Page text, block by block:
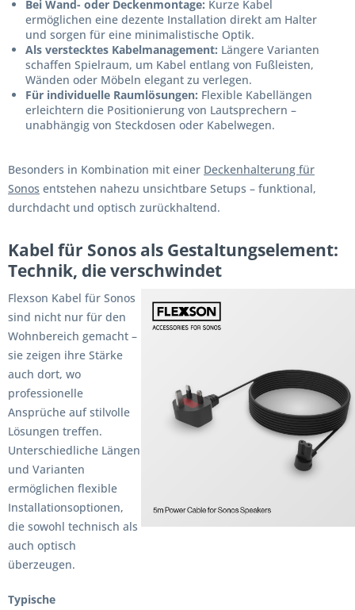
Bei Wand- oder Deckenmontage: Kurze Kabel
ermöglichen eine dezente Installation direkt am Halter
und sorgen für eine minimalistische Optik.
Als verstecktes Kabelmanagement: Längere Varianten
schaffen Spielraum, um Kabel entlang von Fußleisten,
Wänden oder Möbeln elegant zu verlegen.
Für individuelle Raumlösungen: Flexible Kabellängen
erleichtern die Positionierung von Lautsprechern –
unabhängig von Steckdosen oder Kabelwegen.
Besonders in Kombination mit einer Deckenhalterung für
Sonos entstehen nahezu unsichtbare Setups – funktional,
durchdacht und optisch zurückhaltend.
Kabel für Sonos als Gestaltungselement:
Technik, die verschwindet
Flexson Kabel für Sonos
sind nicht nur für den
Wohnbereich gemacht –
sie zeigen ihre Stärke
auch dort, wo
professionelle
Ansprüche auf stilvolle
Lösungen treffen.
Unterschiedliche Längen
und Varianten
ermöglichen flexible
Installationsoptionen,
die sowohl technisch als
auch optisch
überzeugen.
Typische